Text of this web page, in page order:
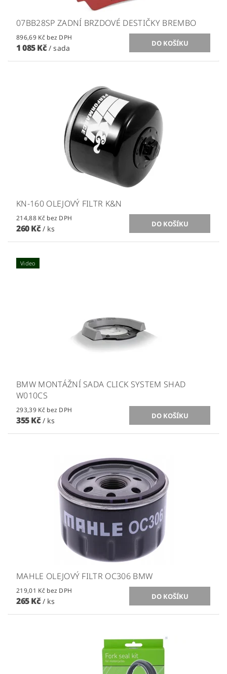
07BB28SP ZADNÍ BRZDOVÉ DESTIČKY BREMBO
896,69 Kč bez DPH
1 085 Kč / sada
KN-160 OLEJOVÝ FILTR K&N
214,88 Kč bez DPH
260 Kč / ks
Video
BMW MONTÁŽNÍ SADA CLICK SYSTEM SHAD
W010CS
293,39 Kč bez DPH
355 Kč / ks
MAHLE OLEJOVÝ FILTR OC306 BMW
219,01 Kč bez DPH
265 Kč / ks